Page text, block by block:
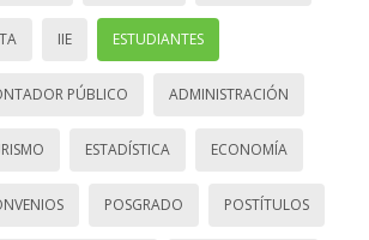
IIE ESTUDIANTES
PÚBLICO ADMINISTRACIÓN
ESTADÍSTICA ECONOMÍA
POSGRADO POSTÍTULOS